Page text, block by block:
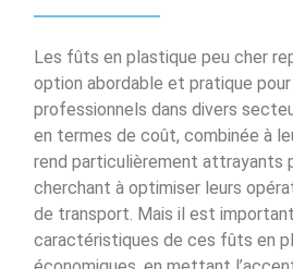
Les fûts en plastique peu cher
option abordable et pratique
professionnels dans divers
en termes de coût, combinée à
rend particulièrement attrayants
cherchant à optimiser leurs
de transport. Mais il est
caractéristiques de ces fûts en